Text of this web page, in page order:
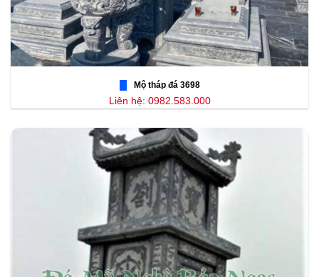
Mộ tháp đá 3698
Liên hệ: 0982.583.000